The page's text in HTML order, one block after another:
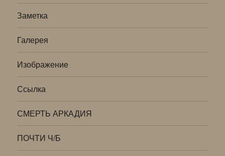
Заметка
Галерея
Изображение
Ссылка
СМЕРТЬ АРКАДИЯ
ПОЧТИ Ч/Б